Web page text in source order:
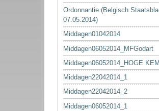
Ordonnantie (Belgisch
07.05.2014)
Middagen01042014
Middagen06052014_MFGodart
Middagen06052014_HOGE
Middagen22042014_1
Middagen22042014_2
Middagen06052014_1